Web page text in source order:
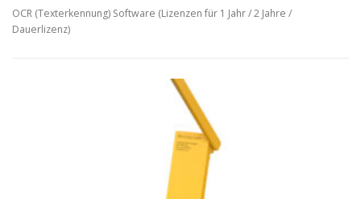
OCR (Texterkennung) Software (Lizenzen für 1 Jahr / 2 Jahre /
Dauerlizenz)